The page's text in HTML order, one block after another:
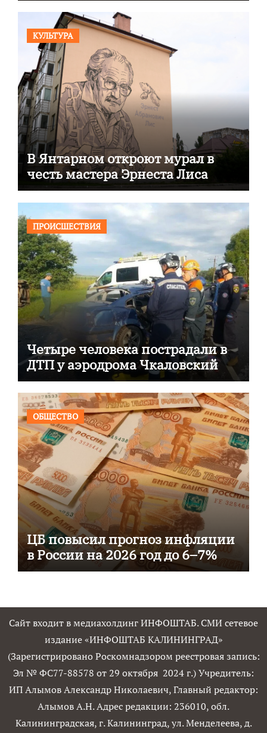
КУЛЬТУРА
В Янтарном откроют мурал в
честь мастера Эрнеста Лиса
ПРОИСШЕСТВИЯ
Четыре человека пострадали в
ДТП у аэродрома Чкаловский
ОБЩЕСТВО
ЦБ повысил прогноз инфляции
в России на 2026 год до 6–7%
Сайт входит в медиахолдинг ИНФОШТАБ. СМИ сетевое
издание «ИНФОШТАБ КАЛИНИНГРАД»
(Зарегистрировано Роскомнадзором реестровая запись:
Эл № ФС77-88578 от 29 октября 2024 г.) Учредитель:
ИП Алымов Александр Николаевич, Главный редактор:
Алымов А.Н. Адрес редакции: 236010, обл.
Калининградская, г. Калининград, ул. Менделеева, д.